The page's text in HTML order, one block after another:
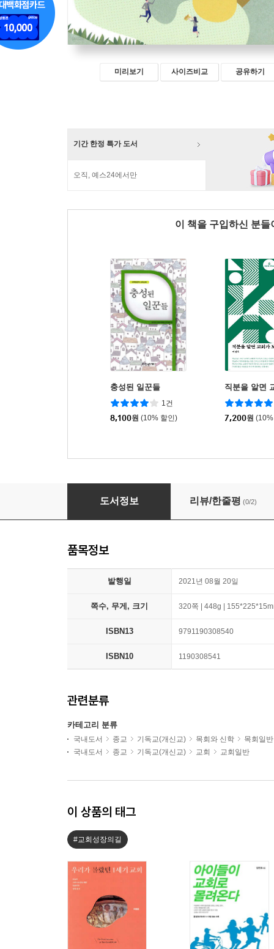
미리보기 사이즈비교 공유하기
기간 한정 특가 도서
오직, 예스24에서만
이 책을 구입하신 분
충성된 일꾼들
1건
8,100원 (10% 할인)
직분을 알면
7,200원
교회를 웃게 하는 섬기는 장로
도서정보 리뷰/한줄평 (0/2)
품목정보
발행일 2021년 08월 20일
쪽수, 무게, 크기 320쪽 | 448g |
ISBN13 9791190308540
ISBN10 1190308541
관련분류
카테고리 분류
국내도서 종교 기독교(개신교) 목회와 신학
목회일반
국내도서
종교 기독교(개신교) 교회 교회일반
이 상품의 태그
#교회성장의길